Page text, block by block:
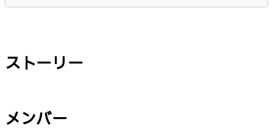
ストーリー
メンバー